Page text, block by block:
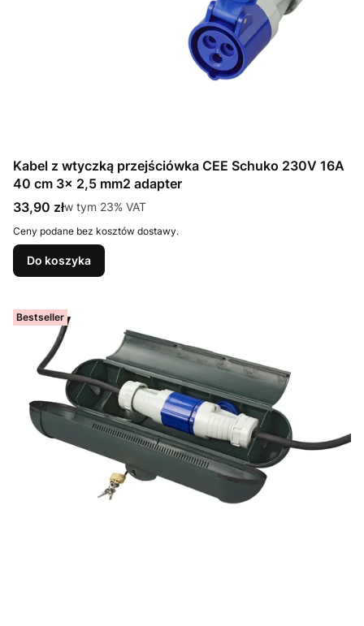
Kabel z wtyczką przejściówka CEE Schuko 230V 16A
40 cm 3x 2,5 mm2 adapter
Cena brutto
33,90 złw tym %s VAT
w tym 23% VAT
Ceny podane bez kosztów dostawy.
Do koszyka
Bestseller